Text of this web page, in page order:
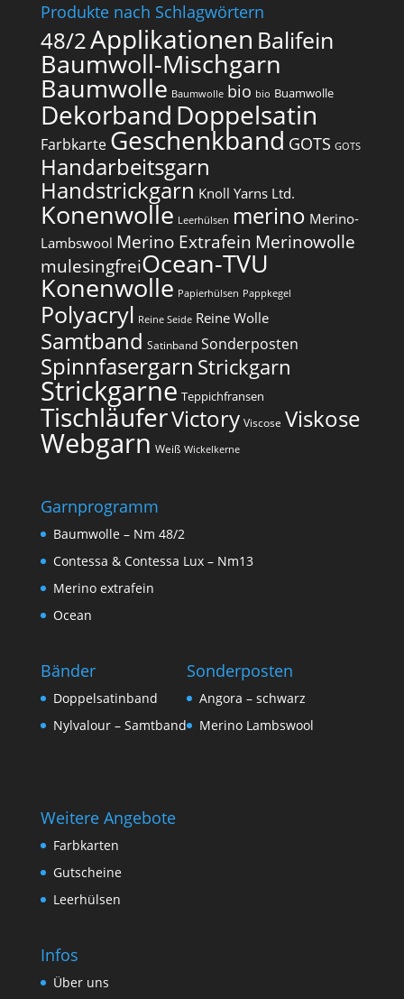
Produkte nach Schlagwörtern
48/2Applikationen Balifein
Baumwoll-Mischgarn
Baumwolle Baumwolle bio bio Buamwolle
Dekorband Doppelsatin
Farbkarte Geschenkband GOTS GOTS
Handarbeitsgarn
Handstrickgarn Knoll Yarns Ltd.
Konenwolle Leerhülsen merino Merino-
Lambswool Merino Extrafein Merinowolle
mulesingfrei​Ocean-TVU
Konenwolle Papierhülsen Pappkegel
Polyacryl Reine Seide Reine Wolle
Samtband Satinband Sonderposten
Spinnfasergarn Strickgarn
Strickgarne Teppichfransen
TischläuferVictory Viscose Viskose
Webgarn Weiß Wickelkerne
Garnprogramm
Baumwolle – Nm 48/2
Contessa & Contessa Lux – Nm13
Merino extrafein
Ocean
Bänder
Doppelsatinband
Nylvalour – Samtband
Sonderposten
Angora – schwarz
Merino Lambswool
Weitere Angebote
Farbkarten
Gutscheine
Leerhülsen
Infos
Über uns